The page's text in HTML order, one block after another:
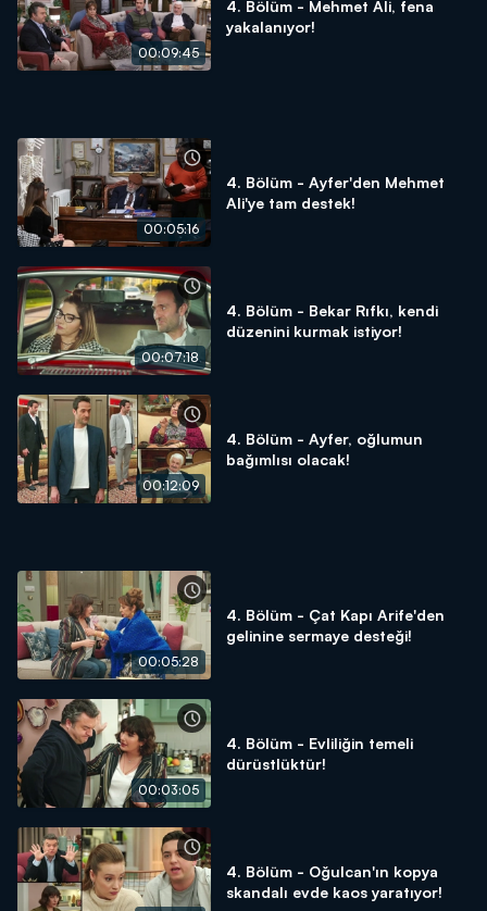
00:09:45
4. Bölüm - Mehmet Ali, fena
yakalanıyor!
00:05:16
4. Bölüm - Ayfer'den Mehmet
Ali'ye tam destek!
00:07:18
4. Bölüm - Bekar Rıfkı, kendi
düzenini kurmak istiyor!
00:12:09
4. Bölüm - Ayfer, oğlumun
bağımlısı olacak!
00:05:28
4. Bölüm - Çat Kapı Arife'den
gelinine sermaye desteği!
00:03:05
4. Bölüm - Evliliğin temeli
dürüstlüktür!
4. Bölüm - Oğulcan'ın kopya
skandalı evde kaos yaratıyor!